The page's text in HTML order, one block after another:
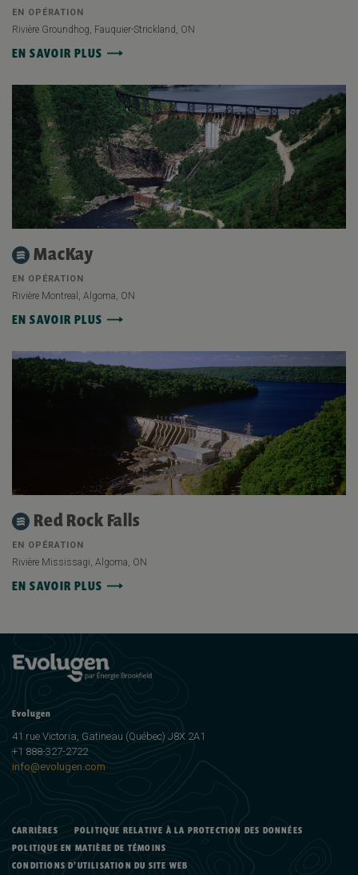
EN OPÉRATION
Rivière Groundhog, Fauquier-Strickland, ON
EN SAVOIR PLUS
MacKay
EN OPÉRATION
Rivière Montreal, Algoma, ON
EN SAVOIR PLUS
Red Rock Falls
EN OPÉRATION
Rivière Mississagi, Algoma, ON
EN SAVOIR PLUS
Evolugen
41 rue Victoria, Gatineau (Québec) J8X 2A1
+1 888-327-2722
info@evolugen.com
CARRIÈRES
POLITIQUE RELATIVE À LA PROTECTION DES DONNÉES
POLITIQUE EN MATIÈRE DE TÉMOINS
CONDITIONS D’UTILISATION DU SITE WEB